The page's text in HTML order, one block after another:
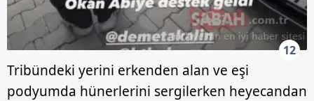
12
Tribündeki yerini erkenden alan ve eşi
podyumda hünerlerini sergilerken heyecandan